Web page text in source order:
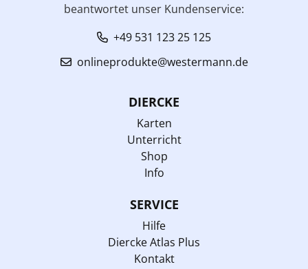
beantwortet unser Kundenservice:
+49 531 123 25 125
onlineprodukte@westermann.de
DIERCKE
Karten
Unterricht
Shop
Info
SERVICE
Hilfe
Diercke Atlas Plus
Kontakt